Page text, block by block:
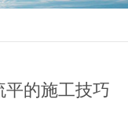
平的施工技巧